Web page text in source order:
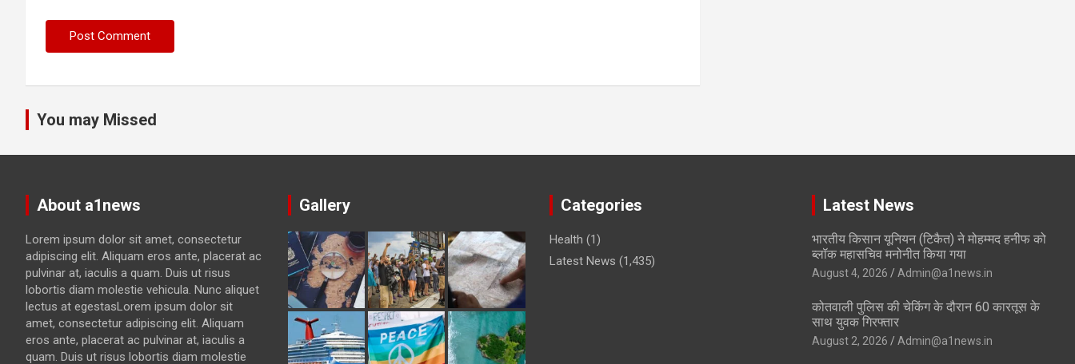
You may Missed
About a1news
Lorem ipsum dolor sit amet, consectetur
adipiscing elit. Aliquam eros ante, placerat ac
pulvinar at, iaculis a quam. Duis ut risus
lobortis diam molestie vehicula. Nunc aliquet
lectus at egestasLorem ipsum dolor sit
amet, consectetur adipiscing elit. Aliquam
eros ante, placerat ac pulvinar at, iaculis a
quam. Duis ut risus lobortis diam molestie
Gallery Categories
Health (1)
Latest News (1,435)
Latest News
भारतीय किसान यूनियन (टिकैत) ने मोहम्मद हनीफ को
ब्लॉक महासचिव मनोनीत किया गया
August 4, 2026 Admin@a1news.in
कोतवाली पुलिस की चेकिंग के दौरान 60 कारतूस के
साथ युवक गिरफ्तार
August 2, 2026 Admin@a1news.in